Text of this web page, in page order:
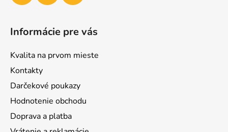
Informácie pre vás
Kvalita na prvom mieste
Kontakty
Darčekové poukazy
Hodnotenie obchodu
Doprava a platba